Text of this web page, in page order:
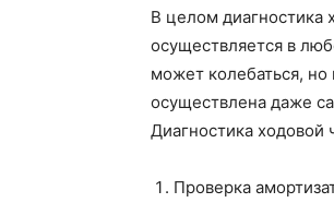
В целом диагностика
осуществляется в
может колебаться,
осуществлена даже
Диагностика ходовой
Проверка